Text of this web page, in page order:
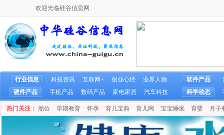
欢迎光临硅谷信息网
行业信息 科技资讯 互联网+ 创业心经
业界人物
硬件产品
手机产品 数码产品 家电家居 汽车科技
软件产品
科学动态
热门关注： 胎位 早期教育 怀孕 育儿宝典 育儿网 宝宝睡眠 育婴 月子